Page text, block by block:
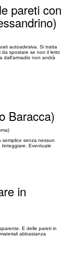
pareti con
autoadesiva. Si tratta
da spostare se non il letto
dall'armadio non andrà
Baracca)
semplice senza nessun
tinteggiare. Eventuale
in
E delle pareti in
abbastanza